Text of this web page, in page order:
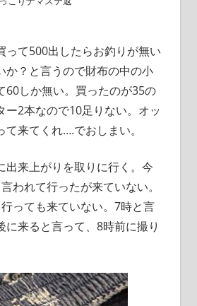
って500出したらお釣りが無い
か？と言うので財布の中の小
60しか無い。買ったのが35の
ー2本なので10足りない。オッ
来てくれ….でおしまい。
出来上がりを取りに行く。今
われて行ったが来ていない。
っても来ていない。7時と言
に来ると言って、8時前に撮り